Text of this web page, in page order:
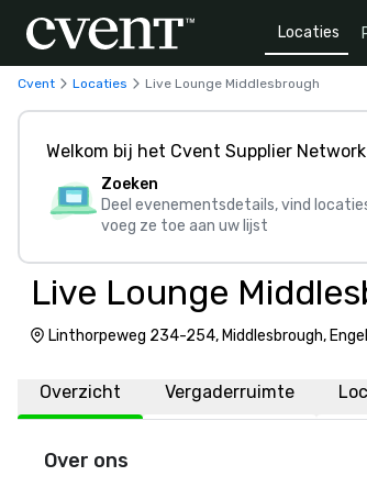
Locaties
Cvent Locaties Live Lounge Middlesbrough
Welkom bij het Cvent Supplier
Zoeken
Deel evenementsdetails, vind
voeg ze toe aan uw lijst
Live Lounge
Linthorpeweg 234-254, Middlesbrough,
Overzicht Vergaderruimte
Over ons